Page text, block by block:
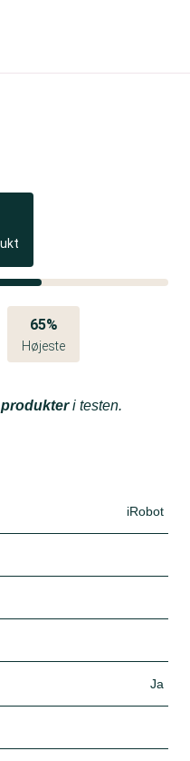
65%
Højeste
produkteri testen.
iRobot
Ja